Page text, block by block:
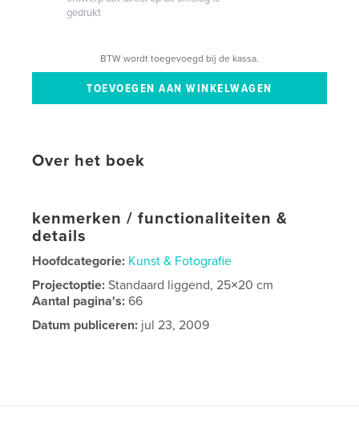
gedrukt
BTW wordt toegevoegd bij de kassa.
Over het boek
kenmerken / functionaliteiten &
details
Hoofdcategorie: Kunst & Fotografie
Projectoptie:Standaard liggend, 25×20 cm
Aantal pagina's:66
Datum publiceren: jul 23, 2009